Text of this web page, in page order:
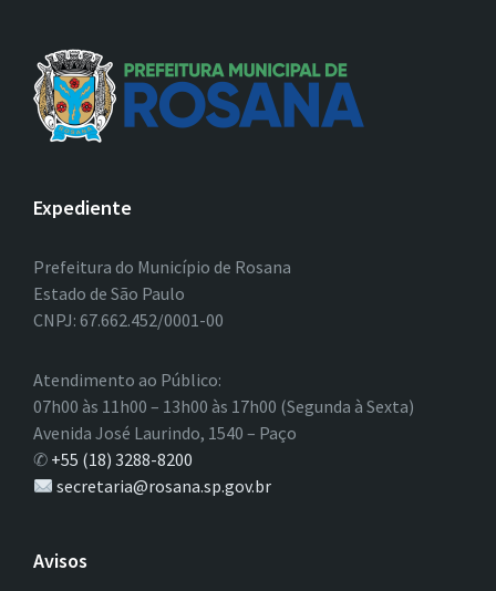
Expediente
Prefeitura do Município de Rosana
Estado de São Paulo
CNPJ: 67.662.452/0001-00
Atendimento ao Público:
07h00 às 11h00 – 13h00 às 17h00 (Segunda à Sexta)
Avenida José Laurindo, 1540 – Paço
✆ +55 (18) 3288-8200
secretaria@rosana.sp.gov.br
Avisos